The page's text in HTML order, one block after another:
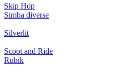
Skip Hop
Simba diverse
Silverlit
Scoot and Ride
Rubik